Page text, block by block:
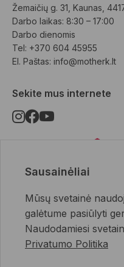
Žemaičių g. 31, Kaunas,
Darbo laikas: 8:30 – 17:00
Darbo dienomis
Tel: +370 604 45955
El. Paštas: info@motherk.lt
Sekite mus internete
Apmokėjimo
Sausainėliai
Mūsų svetainė
galėtume pasiūlyti
Naudodamiesi
Privatumo Politika